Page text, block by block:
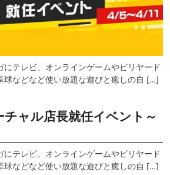
にテレビ、オンラインゲームやビリヤード
球などなど使い放題な遊びと癒しの自 […]
チャル店長就任イベント～
にテレビ、オンラインゲームやビリヤード
球などなど使い放題な遊びと癒しの自 […]